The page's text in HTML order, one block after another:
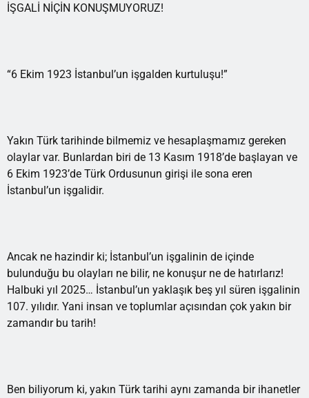
İŞGALİ NİÇİN KONUŞMUYORUZ!
“6 Ekim 1923 İstanbul’un işgalden kurtuluşu!”
Yakın Türk tarihinde bilmemiz ve hesaplaşmamız gereken
olaylar var. Bunlardan biri de 13 Kasım 1918’de başlayan ve
6 Ekim 1923’de Türk Ordusunun girişi ile sona eren
İstanbul’un işgalidir.
Ancak ne hazindir ki; İstanbul’un işgalinin de içinde
bulunduğu bu olayları ne bilir, ne konuşur ne de hatırlarız!
Halbuki yıl 2025… İstanbul’un yaklaşık beş yıl süren işgalinin
107. yılıdır. Yani insan ve toplumlar açısından çok yakın bir
zamandır bu tarih!
Ben biliyorum ki, yakın Türk tarihi aynı zamanda bir ihanetler